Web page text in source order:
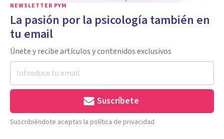
NEWSLETTER PYM
La pasión por la psicología también en
tu email
Únete y recibe artículos y contenidos exclusivos
Suscríbete
Suscribiéndote aceptas la política de privacidad